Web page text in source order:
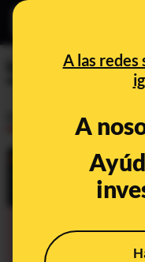
A las redes
A
luto oficial